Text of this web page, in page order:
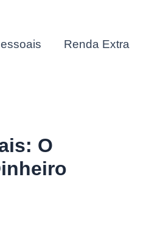
Renda Extra
O